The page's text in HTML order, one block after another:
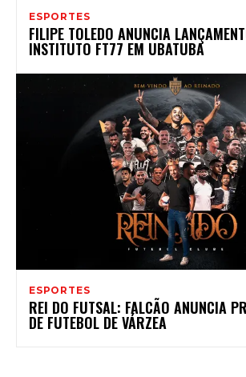
ESPORTES
FILIPE TOLEDO ANUNCIA
INSTITUTO FT77 EM UBATUBA
ESPORTES
REI DO FUTSAL: FALCÃO ANUNCIA
DE FUTEBOL DE VÁRZEA